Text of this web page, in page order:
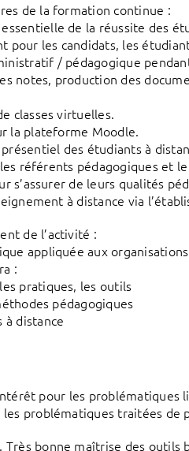
de la formation continue :
de la réussite des
pour les candidats, les
/ pédagogique
notes, production des
classes virtuelles.
la plateforme Moodle.
des étudiants à
référents pédagogiques et
s’assurer de leurs qualités
à distance via
de l’activité :
appliquée aux
:
pratiques, les outils
pédagogiques
distance
pour les problématiques
les problématiques traitées
Très bonne maîtrise des